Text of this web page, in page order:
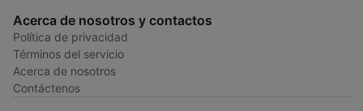
Acerca de nosotros y contactos
Política de privacidad
Términos del servicio
Acerca de nosotros
Contáctenos